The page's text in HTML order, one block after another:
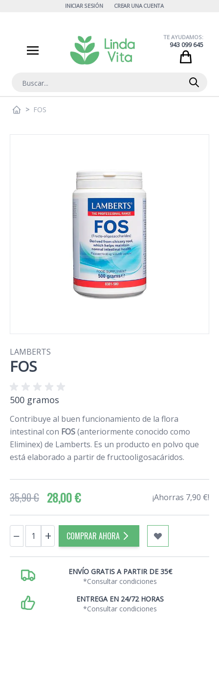
INICIAR SESIÓN CREAR UNA CUENTA
Buscar
TE AYUDAMOS:
943 099 645
> FOS
LAMBERTS
FOS
500 gramos
Contribuye al buen funcionamiento de la flora
intestinal con FOS(anteriormente conocido como
Eliminex) de Lamberts. Es un producto en polvo que
está elaborado a partir de fructooligosacáridos.
35,90 € 28,00 € ¡Ahorras 7,90 €!
Cantidad
− + COMPRAR AHORA
ENVÍO GRATIS A PARTIR DE 35€
*Consultar condiciones
ENTREGA EN 24/72 HORAS
*Consultar condiciones